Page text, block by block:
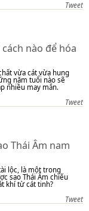
Tweet
nào để hóa
vừa cát vừa hung
năm tuổi nào sẽ
nhiều may mắn.
Tweet
Thái Âm nam
lộc, là một trong
sao Thái Âm chiếu
khí từ cát tinh?
Tweet